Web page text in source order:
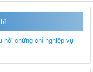
hồi chứng chỉ nghiệp vụ